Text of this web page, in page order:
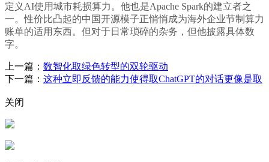
定义AI使用城市耗损算力。他也是Apache Spark的建立者之
一。性价比凸起的中国开源模子正悄悄成为海外企业节制算力
账单的适用东西。但对于日常琐碎的杂务，但他披露具体数
字。
上一篇： 数智化取绿色转型的双轮驱动
下一篇： 这种立即反馈的能力使得取ChatGPT的对话更像是取
关闭